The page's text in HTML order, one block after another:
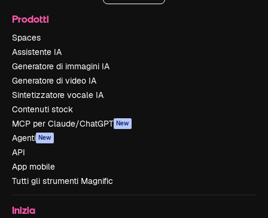
Prodotti
Spaces
Assistente IA
Generatore di immagini IA
Generatore di video IA
Sintetizzatore vocale IA
Contenuti stock
MCP per Claude/ChatGPT New
Agenti New
API
App mobile
Tutti gli strumenti Magnific
Inizia